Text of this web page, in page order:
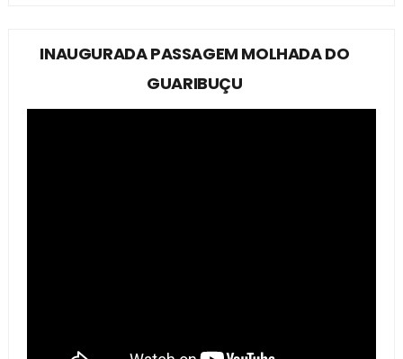
INAUGURADA PASSAGEM MOLHADA DO
GUARIBUÇU